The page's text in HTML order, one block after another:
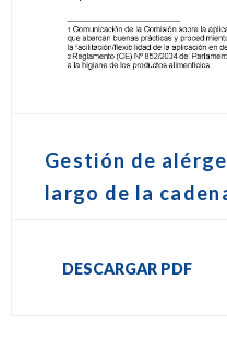
Gestión de
largo de la
DESCARGAR PDF